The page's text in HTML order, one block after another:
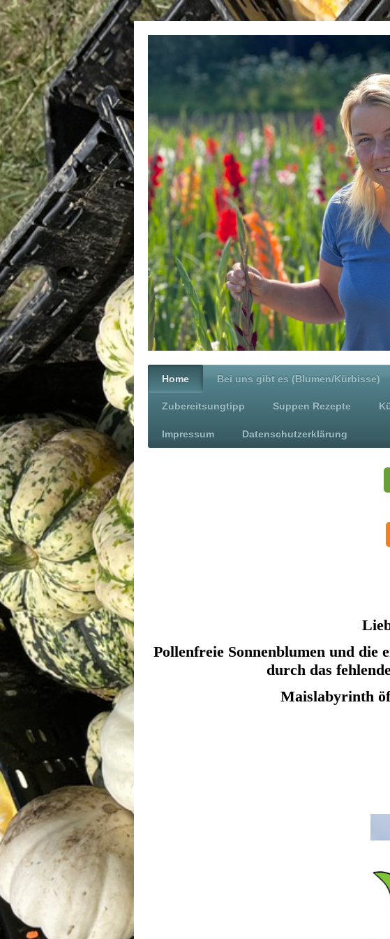
Home Bei uns gibt es (Blumen/Kürbisse)
Zubereitsungtipp Suppen Rezepte
Impressum Datenschutzerklärung
Pollenfreie Sonnenblumen und die
durch das
Maislabyrinth